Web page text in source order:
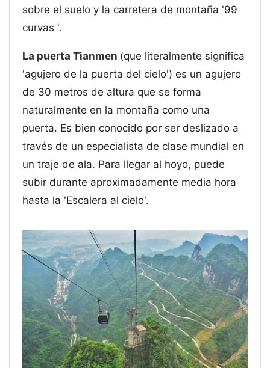
sobre el suelo y la carretera de montaña '99
curvas '.
La puerta Tianmen (que literalmente significa
'agujero de la puerta del cielo') es un agujero
de 30 metros de altura que se forma
naturalmente en la montaña como una
puerta. Es bien conocido por ser deslizado a
través de un especialista de clase mundial en
un traje de ala. Para llegar al hoyo, puede
subir durante aproximadamente media hora
hasta la 'Escalera al cielo'.